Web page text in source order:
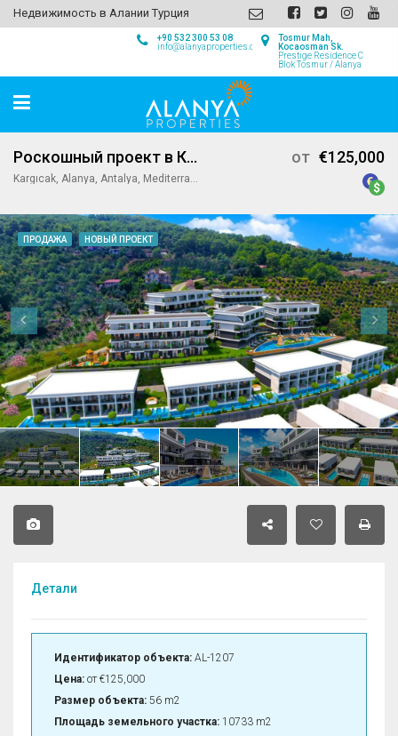
Недвижимость в Алании Турция
Tosmur Mah,
Kocaosman Sk.
Prestige Residence C
Blok Tosmur / Alanya
+90 532 300 53 08
info@alanyaproperties.com
Роскошный проект в Каргыджаке, Алания
Kargıcak, Alanya, Antalya, Mediterranean Region, 07440, Turkey
от €125,000
ПРОДАЖА НОВЫЙ ПРОЕКТ
Детали
Идентификатор объекта: AL-1207
Цена: от€125,000
Размер объекта: 56 m2
Площадь земельного участка: 10733 m2